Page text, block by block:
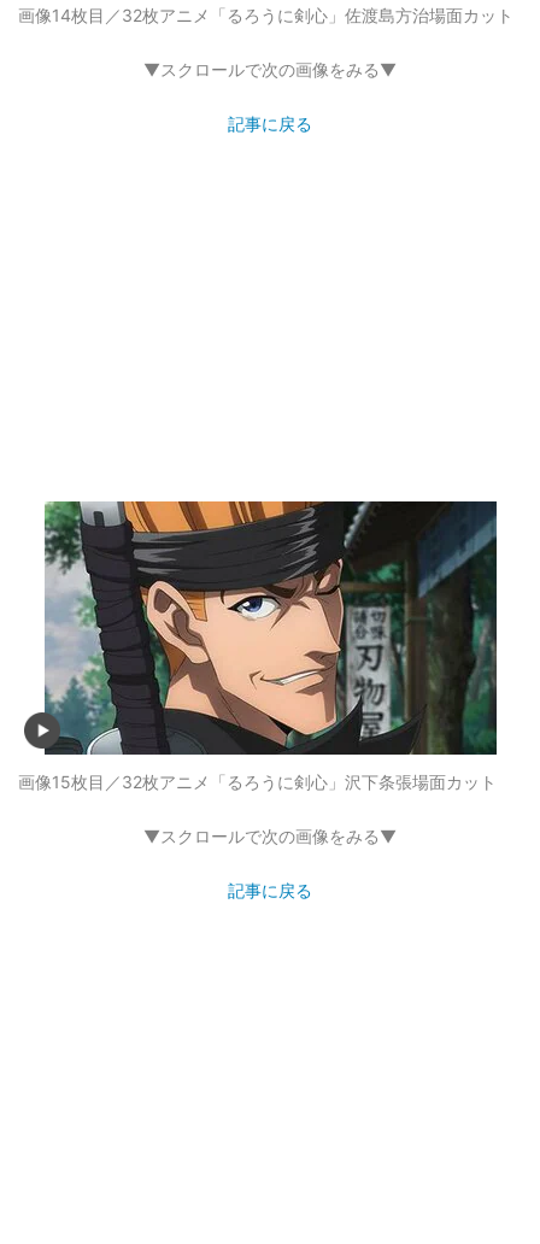
画像14枚目／32枚アニメ「るろうに剣心」佐渡島方治場面カット
▼スクロールで次の画像をみる▼
記事に戻る
画像15枚目／32枚アニメ「るろうに剣心」沢下条張場面カット
▼スクロールで次の画像をみる▼
記事に戻る